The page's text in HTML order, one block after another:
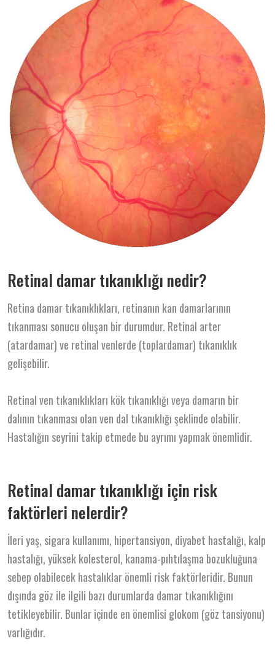
Retinal damar tıkanıklığı nedir?
Retina damar tıkanıklıkları, retinanın kan damarlarının
tıkanması sonucu oluşan bir durumdur. Retinal arter
(atardamar) ve retinal venlerde (toplardamar) tıkanıklık
gelişebilir.
Retinal ven tıkanıklıkları kök tıkanıklığı veya damarın bir
dalının tıkanması olan ven dal tıkanıklığı şeklinde olabilir.
Hastalığın seyrini takip etmede bu ayrımı yapmak önemlidir.
Retinal damar tıkanıklığı için risk
faktörleri nelerdir?
İleri yaş, sigara kullanımı, hipertansiyon, diyabet hastalığı, kalp
hastalığı, yüksek kolesterol, kanama-pıhtılaşma bozukluğuna
sebep olabilecek hastalıklar önemli risk faktörleridir. Bunun
dışında göz ile ilgili bazı durumlarda damar tıkanıklığını
tetikleyebilir. Bunlar içinde en önemlisi glokom (göz tansiyonu)
varlığıdır.